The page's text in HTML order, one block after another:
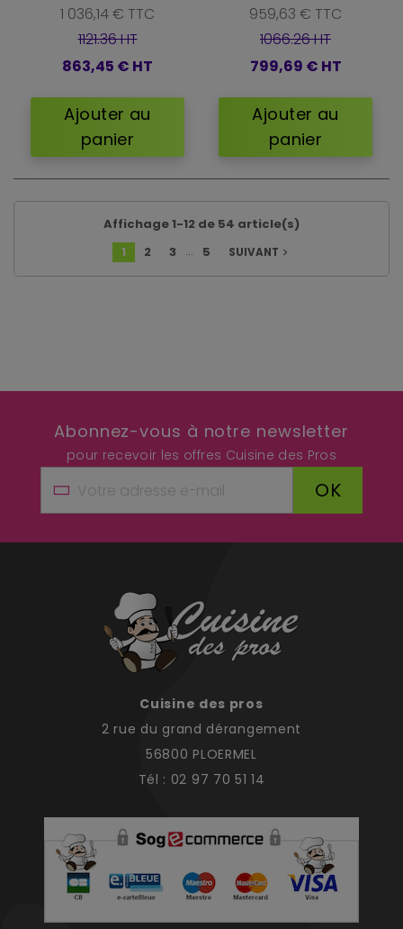
1 036,14 € TTC
1121.36 HT
863,45 € HT
Ajouter au
panier
959,63 € TTC
1066.26 HT
799,69 € HT
Ajouter au
panier
Affichage 1-12 de 54 article(s)
1
2 3 … 5 SUIVANT navigate_next
Abonnez-vous à notre newsletter
pour recevoir les offres Cuisine des Pros
OK
Cuisine des pros
2 rue du grand dérangement
56800 PLOERMEL
Tél : 02 97 70 51 14